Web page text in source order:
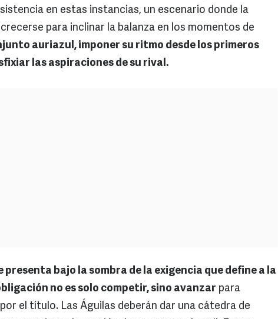
en estas instancias, un escenario donde la
para inclinar la balanza en los momentos de
auriazul, imponer su ritmo desde los primeros
las aspiraciones de su rival.
presenta bajo la sombra de la exigencia que define a la
no es solo competir, sino avanzar para
el título. Las Águilas deberán dar una cátedra de